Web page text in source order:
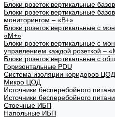
Блоки розеток вертикальные
Блоки розеток вертикальные
мониторингом – «В+»
Блоки розеток вертикальные с
«М+»
Блоки розеток вертикальные с
управлением каждой розеткой –
Блоки розеток вертикальные с
Горизонтальные PDU
Система изоляции коридоров ЦОД
Микро ЦОД
Источники бесперебойного
Источники бесперебойного
Стоечные ИБП
Напольные ИБП